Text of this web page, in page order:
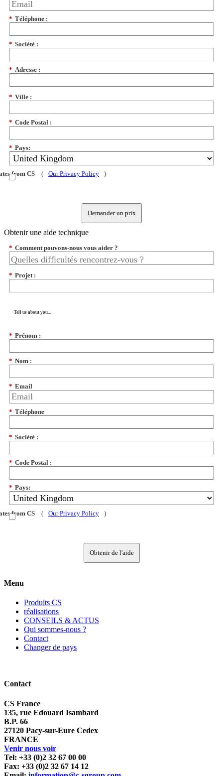
* Téléphone :
* Société :
* Adresse :
* Ville :
* Code Postal :
* Pays:
from CS ( Our Privacy Policy )
Demander un prix
Obtenir une aide technique
* Comment pouvons-nous vous aider ?
* Projet :
Tell us about you...
* Prénom :
* Nom :
* Email
* Téléphone
* Société :
* Code Postal :
* Pays:
from CS ( Our Privacy Policy )
Obtenir de l'aide
Menu
Produits CS
réalisations
CONSEILS & ACTUS
Qui sommes-nous ?
Contact
Changer de pays
Contact
CS France
135, rue Edouard Isambard
B.P. 66
27120 Pacy-sur-Eure Cedex
FRANCE
Venir nous voir
Tel: +33 (0)2 32 67 00 00
Fax: +33 (0)2 32 67 14 12